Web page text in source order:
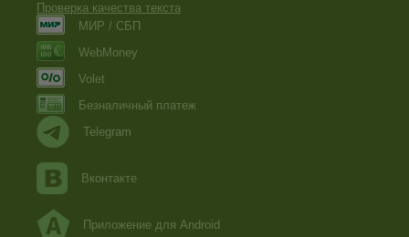
Проверка качества текста
МИР / СБП
WebMoney
Volet
Безналичный платеж
Telegram
Вконтакте
Приложение для Android